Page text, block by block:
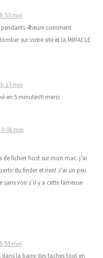
53 min
4heure comment
sur votre site et la MIRACLE
13 min
en 5 minutes!!! merci
h 06 min
de fichier host sur mon mac. j’ai
du finder et rien! J’ai un peu
voir s’il y a cette fameuse
59 min
la barre des taches tout en